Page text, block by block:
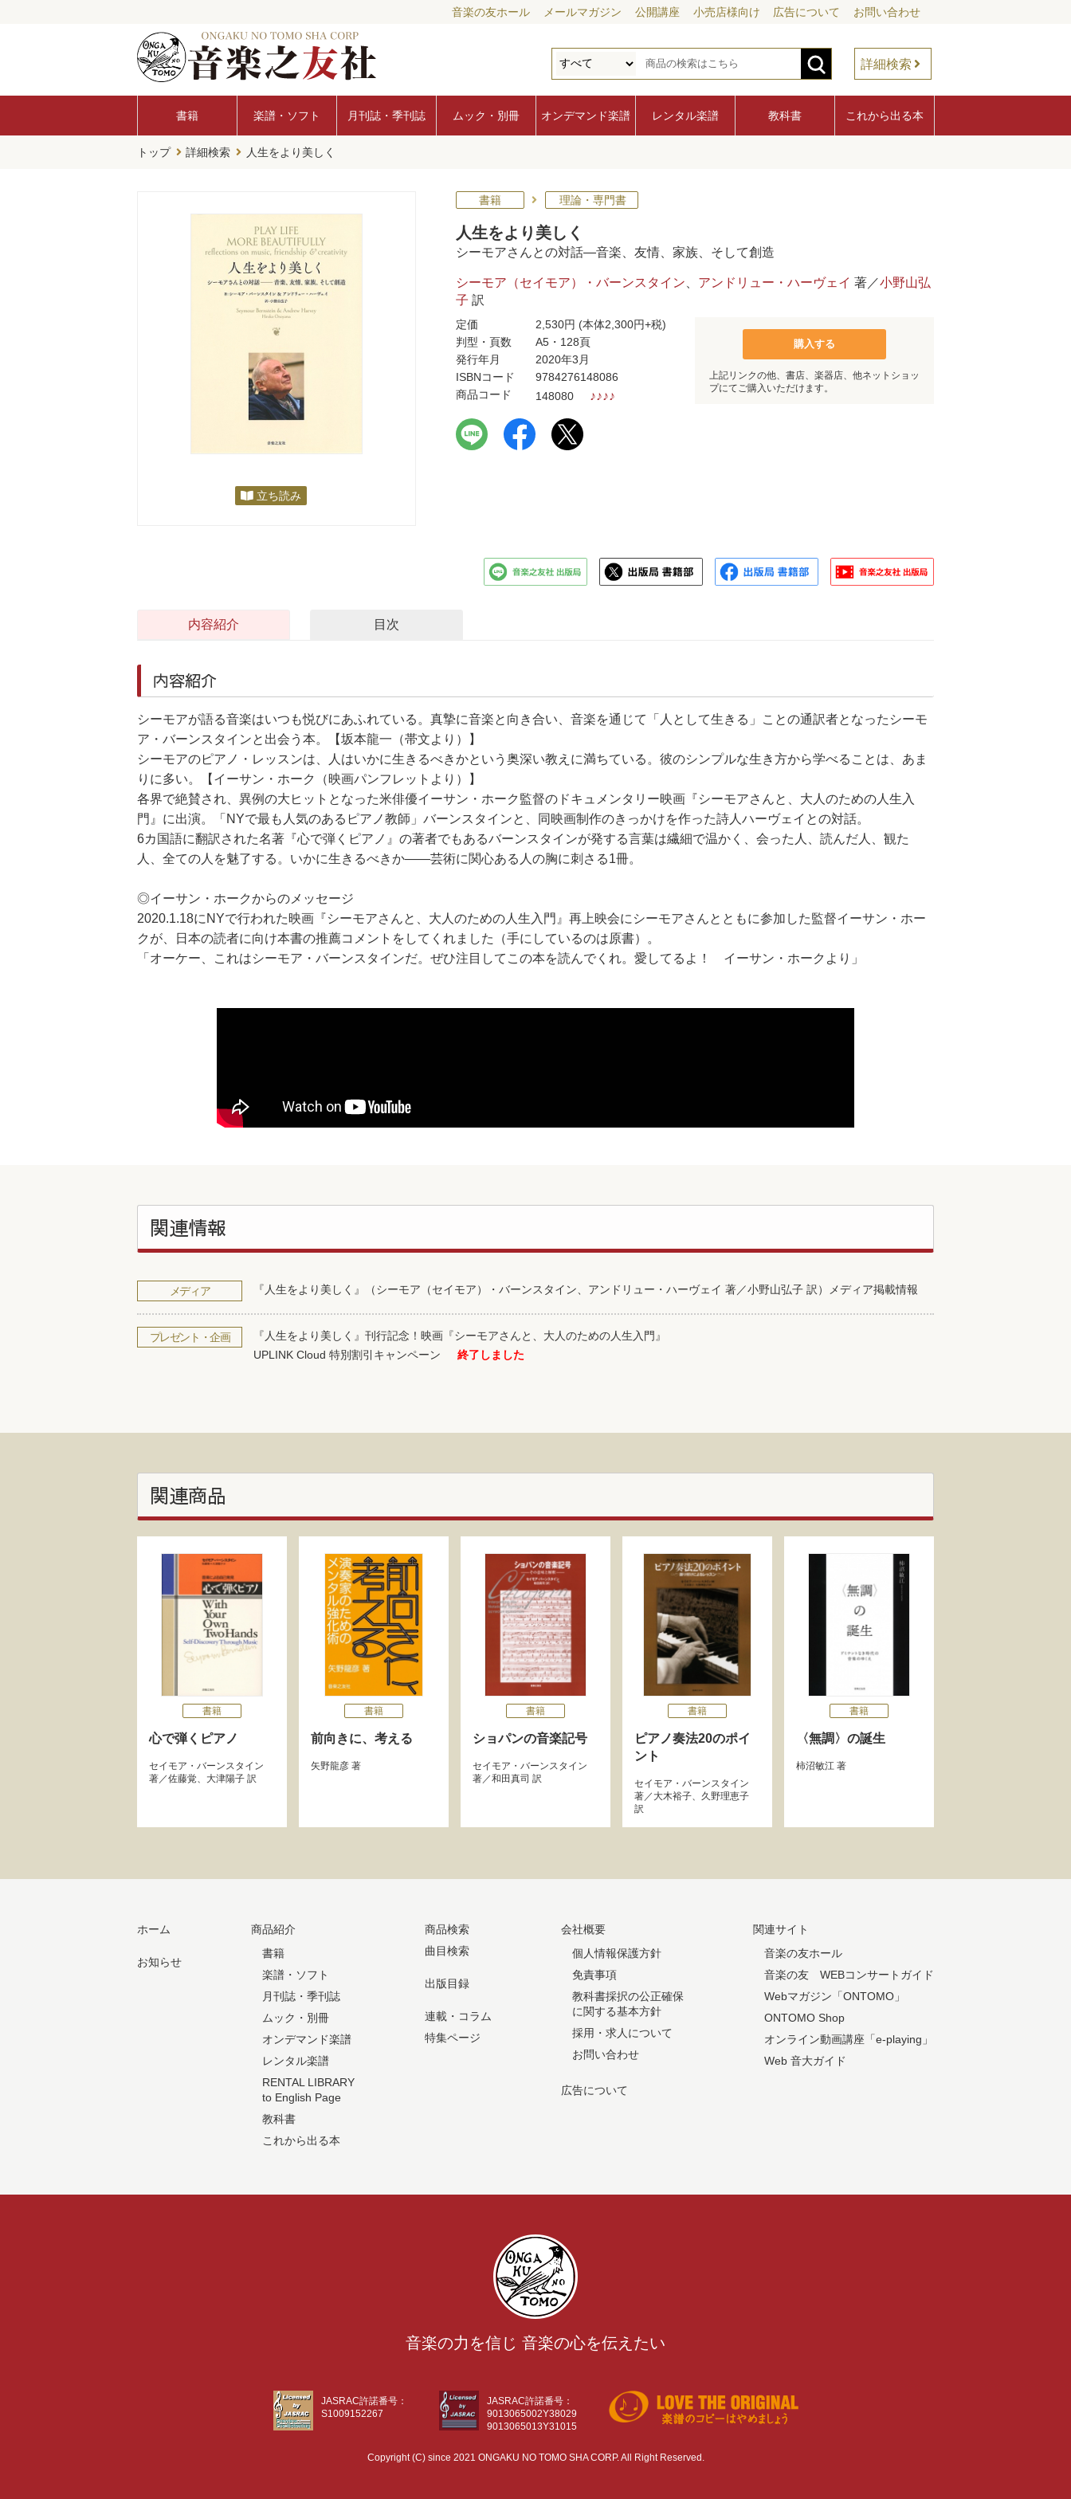
音楽の友ホール メールマガジン 公開講座 小売店様向け 広告について お問い合わせ
詳細検索
書籍 楽譜・ソフト 月刊誌・季刊誌 ムック・別冊 オンデマンド楽譜 レンタル楽譜 教科書 これから出る本
トップ 詳細検索 人生をより美しく
立ち読み
書籍 理論・専門書
人生をより美しく
シーモアさんとの対話―音楽、友情、家族、そして創造
シーモア（セイモア）・バーンスタイン アンドリュー・ハーヴェイ 著／小野山弘
子 訳
定価 2,530円 (本体2,300円+税)
判型・頁数
A5・128頁
発行年月
2020年3月
ISBNコード
9784276148086
商品コード
148080 ♪♪♪♪
購入する
上記リンクの他、書店、楽器店、他ネットショッ
プにてご購入いただけます。
内容紹介 目次
内容紹介
シーモアが語る音楽はいつも悦びにあふれている。真摯に音楽と向き合い、音楽を通じて「人として生きる」ことの通訳者となったシーモ
ア・バーンスタインと出会う本。【坂本龍一（帯文より）】
シーモアのピアノ・レッスンは、人はいかに生きるべきかという奥深い教えに満ちている。彼のシンプルな生き方から学べることは、あま
りに多い。【イーサン・ホーク（映画パンフレットより）】
各界で絶賛され、異例の大ヒットとなった米俳優イーサン・ホーク監督のドキュメンタリー映画『シーモアさんと、大人のための人生入
門』に出演。「NYで最も人気のあるピアノ教師」バーンスタインと、同映画制作のきっかけを作った詩人ハーヴェイとの対話。
6カ国語に翻訳された名著『心で弾くピアノ』の著者でもあるバーンスタインが発する言葉は繊細で温かく、会った人、読んだ人、観た
人、全ての人を魅了する。いかに生きるべきか――芸術に関心ある人の胸に刺さる1冊。
◎イーサン・ホークからのメッセージ
2020.1.18にNYで行われた映画『シーモアさんと、大人のための人生入門』再上映会にシーモアさんとともに参加した監督イーサン・ホー
クが、日本の読者に向け本書の推薦コメントをしてくれました（手にしているのは原書）。
「オーケー、これはシーモア・バーンスタインだ。ぜひ注目してこの本を読んでくれ。愛してるよ！ イーサン・ホークより」
関連情報
メディア 『人生をより美しく』（シーモア（セイモア）・バーンスタイン、アンドリュー・ハーヴェイ 著／小野山弘子 訳）メディア掲載情報
プレゼント・企画
『人生をより美しく』刊行記念！映画『シーモアさんと、大人のための人生入門』
UPLINK Cloud 特別割引キャンペーン
終了しました
関連商品
書籍
心で弾くピアノ
セイモア・バーンスタイン
著／佐藤覚、 大津陽子 訳
書籍
前向きに、考える
矢野龍彦 著
書籍
ショパンの音楽記号
セイモア・バーンスタイン
著／和田真司 訳
書籍
ピアノ奏法20のポイ
ント
セイモア・バーンスタイン
著／ 大木裕子、 久野理恵子
訳
書籍
〈無調〉の誕生
柿沼敏江 著
ホーム
お知らせ
商品紹介
書籍
楽譜・ソフト
月刊誌・季刊誌
ムック・別冊
オンデマンド楽譜
レンタル楽譜
RENTAL LIBRARY
to English Page
教科書
これから出る本
商品検索
曲目検索
出版目録
連載・コラム
特集ページ
会社概要
個人情報保護方針
免責事項
教科書採択の公正確保
に関する基本方針
採用・求人について
お問い合わせ
広告について
関連サイト
音楽の友ホール
音楽の友 WEBコンサートガイド
Webマガジン「ONTOMO」
ONTOMO Shop
オンライン動画講座「e-playing」
Web 音大ガイド
音楽の力を信じ 音楽の心を伝えたい
JASRAC許諾番号：
S1009152267
JASRAC許諾番号：
9013065002Y38029
9013065013Y31015
Copyright (C) since 2021 ONGAKU NO TOMO SHA CORP. All Right Reserved.